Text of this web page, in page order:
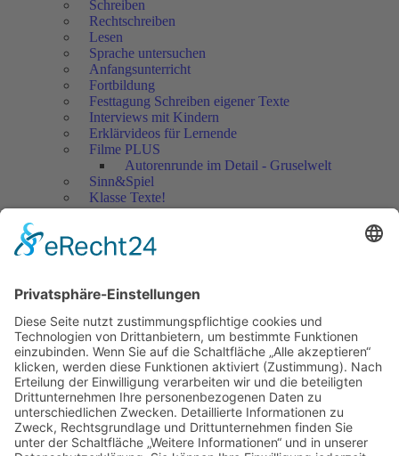
Schreiben
Rechtschreiben
Lesen
Sprache untersuchen
Anfangsunterricht
Fortbildung
Festtagung Schreiben eigener Texte
Interviews mit Kindern
Erklärvideos für Lernende
Filme PLUS
Autorenrunde im Detail - Gruselwelt
Sinn&Spiel
Klasse Texte!
Filmausschnitte Grundschule
Jedes Kind wertschätzen!
Artikel
Artikel 2018
Artikel 2017
Artikel 2016
Artikel 2015
Artikel 2014
Artikel 2013
Artikel 2012
Artikel bis 2011